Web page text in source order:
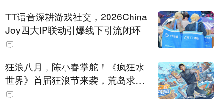
TT语音深耕游戏社交，2026China
Joy四大IP联动引爆线下引流闭环
狂浪八月，陈小春掌舵！《疯狂水
世界》首届狂浪节来袭，荒岛求生
直播即将开启